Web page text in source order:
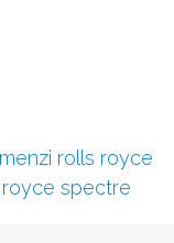
rolls royce
spectre